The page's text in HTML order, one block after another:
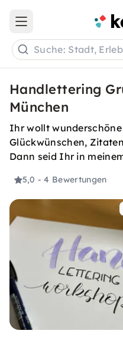
Open main menu
Suche: Stadt,
Handlettering
München
Ihr wollt
Glückwünschen,
Dann seid Ihr in
5,0 - 4 Bewertungen